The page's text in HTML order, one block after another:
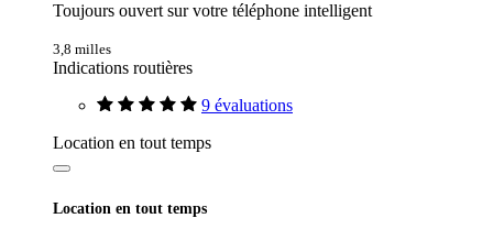
Toujours ouvert sur votre téléphone intelligent
3,8 milles
Indications routières
9 évaluations
Location en tout temps
Location en tout temps